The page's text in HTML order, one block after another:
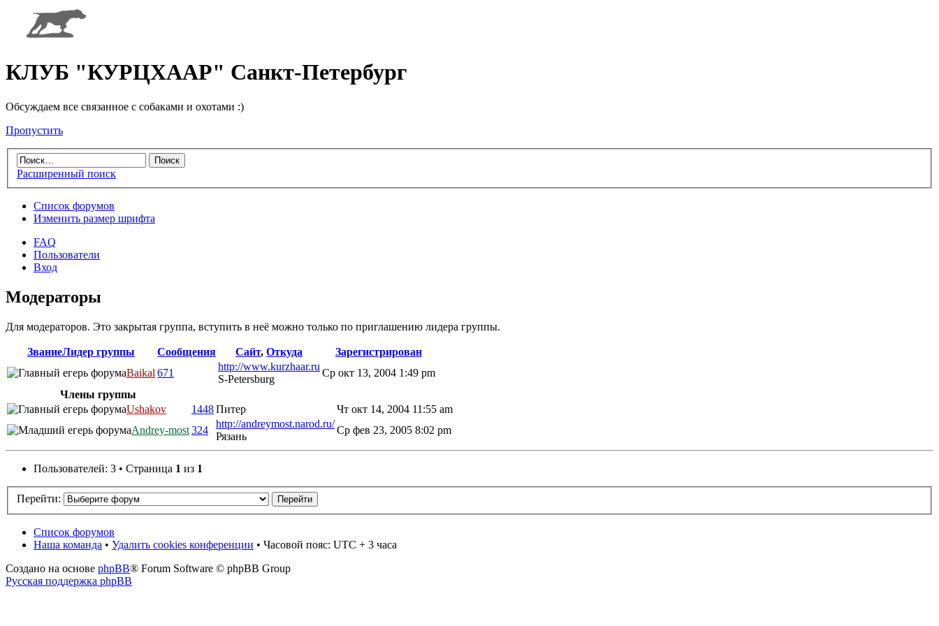
КЛУБ "КУРЦХААР" Санкт-Петербург
Обсуждаем все связанное с собаками и охотами :)
Пропустить
Расширенный поиск
Список форумов
Изменить размер шрифта
FAQ
Пользователи
Вход
Модераторы
Для модераторов. Это закрытая группа, вступить в неё можно только по приглашению лидера группы.
ЗваниеЛидер группы Сообщения Сайт, Откуда
Зарегистрирован
Baikal 671
http://www.kurzhaar.ru
S-Petersburg
Ср окт 13, 2004 1:49 pm
Члены группы
Ushakov
1448Питер
Чт окт 14, 2004 11:55 am
Andrey-most324
http://andreymost.narod.ru/
Рязань
Ср фев 23, 2005 8:02 pm
Пользователей: 3 • Страница 1 из 1
Перейти:
Список форумов
Наша команда • Удалить cookies конференции • Часовой пояс: UTC + 3 часа
Создано на основе phpBB® Forum Software © phpBB Group
Русская поддержка phpBB